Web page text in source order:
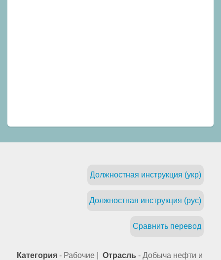
Должностная инструкция (укр)
Должностная инструкция (рус)
Сравнить перевод
Категория - Рабочие | Отрасль - Добыча нефти и